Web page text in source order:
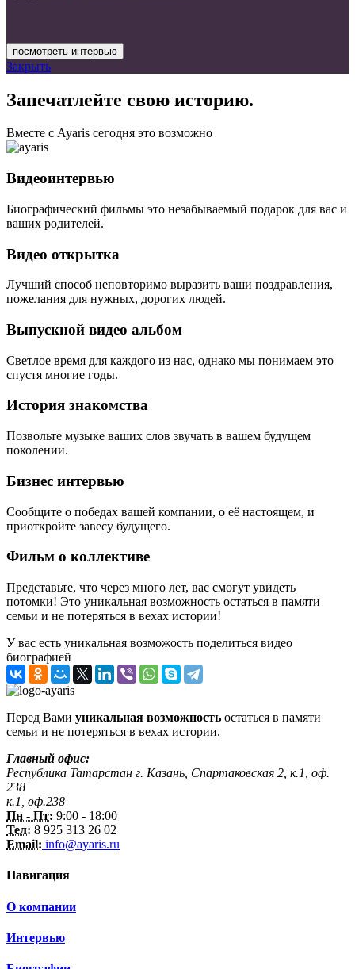
посмотреть интервью
Закрыть
Запечатлейте свою историю.
Вместе с Ayaris сегодня это возможно
Видеоинтервью
Биографический фильмы это незабываемый подарок для вас и
ваших родителей.
Видео открытка
Лучший способ неповторимо выразить ваши поздравления,
пожелания для нужных, дорогих людей.
Выпускной видео альбом
Светлое время для каждого из нас, однако мы понимаем это
спустя многие годы.
История знакомства
Позвольте музыке ваших слов звучать в вашем будущем
поколении.
Бизнес интервью
Сообщите о победах вашей компании, о её настоящем, и
приоткройте завесу будущего.
Фильм о коллективе
Представьте, что через много лет, вас смогут увидеть
потомки! Это уникальная возможность остаться в памяти
семьи и не потеряться в вехах истории!
У вас есть уникальная возможость поделиться видео
биографией
Перед Вами уникальная возможность остаться в памяти
семьи и не потеряться в вехах истории.
Главный офис:
Республика Татарстан г. Казань, Спартаковская 2, к.1, оф.
238
к.1, оф.238
Пн - Пт: 9:00 - 18:00
Тел: 8 925 313 26 02
Email: info@ayaris.ru
Навигация
О компании
Интервью